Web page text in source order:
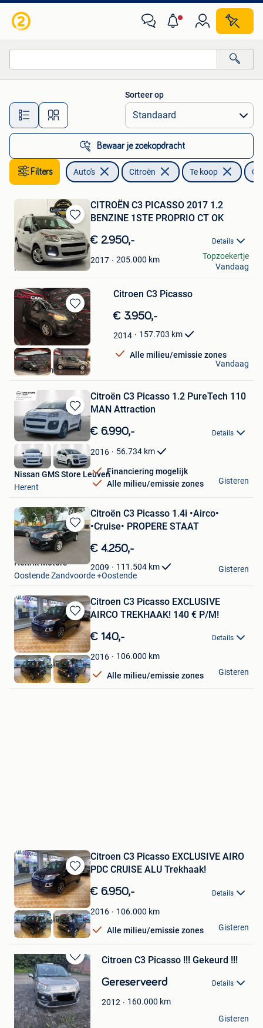
Alle afstanden…
Sorteer op
Bewaar je zoekopdracht
Filters Auto's Citroën Te koop
Bewaren
in
Mijn
Favorieten
CITROËN C3 PICASSO 2017 1.2
BENZINE 1STE PROPRIO CT OK
€ 2.950,- Details
2017 205.000 km
LUXURY MOTORS
Mellet
Topzoekertje
Vandaag
Bewaren
in
Mijn
Favorieten
Citroen C3 Picasso
€ 3.950,-
2014 157.703 km
Alle milieu/emissie zones
Eldarcars
Desselgem
Vandaag
Bewaren
in
Mijn
Favorieten
Citroën C3 Picasso 1.2 PureTech 110
MAN Attraction
€ 6.990,- Details
2016 56.734 km
Financiering mogelijk
Alle milieu/emissie zones
Nissan GMS Store Leuven
Herent
Gisteren
Bewaren
in
Favorieten
Citroën C3 Picasso 1.4i •Airco•
•Cruise• PROPERE STAAT
€ 4.250,-
2009 111.504 km
Henrik Motors
Oostende Zandvoorde +Oostende
Gisteren
Bewaren
in
Mijn
Favorieten
Citroen C3 Picasso EXCLUSIVE
AIRCO TREKHAAK! 140 € P/M!
€ 140,- Details
2016 106.000 km
Alle milieu/emissie zones
Atlas Autos
Rekem
Gisteren
Bewaren
in
Mijn
Favorieten
Citroen C3 Picasso EXCLUSIVE AIRO
PDC CRUISE ALU Trekhaak!
€ 6.950,- Details
2016 106.000 km
Alle milieu/emissie zones
Atlas Autos
Rekem
Gisteren
Bewaren
in
Mijn
Favorieten
Citroen C3 Picasso !!! Gekeurd !!!
Gereserveerd Details
2012 160.000 km
Narynbek
Gent
Gisteren